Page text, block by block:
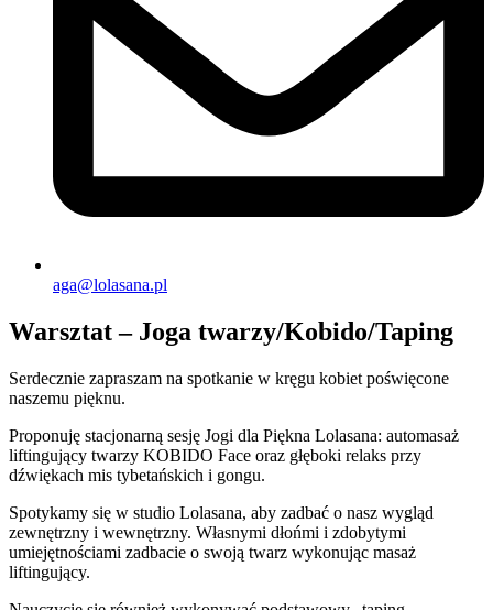
aga@lolasana.pl
Warsztat – Joga twarzy/Kobido/Taping
Serdecznie zapraszam na spotkanie w kręgu kobiet poświęcone
naszemu pięknu.
Proponuję stacjonarną sesję Jogi dla Piękna Lolasana: automasaż
liftingujący twarzy KOBIDO Face oraz głęboki relaks przy
dźwiękach mis tybetańskich i gongu.
Spotykamy się w studio Lolasana, aby zadbać o nasz wygląd
zewnętrzny i wewnętrzny. Własnymi dłońmi i zdobytymi
umiejętnościami zadbacie o swoją twarz wykonując masaż
liftingujący.